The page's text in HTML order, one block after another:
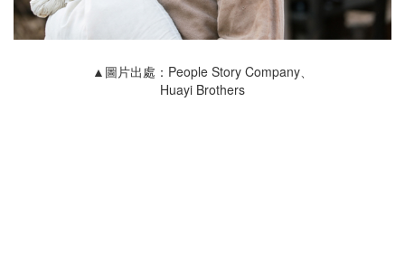
▲圖片出處：People Story Company、
Huayi Brothers